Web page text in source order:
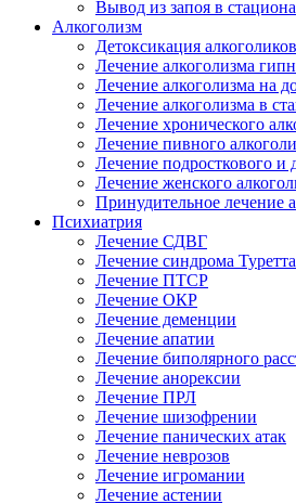
Вывод из запоя в
Алкоголизм
Детоксикация алкоголиков
Лечение алкоголизма
Лечение алкоголизма на
Лечение алкоголизма в
Лечение хронического
Лечение пивного
Лечение подросткового и
Лечение женского
Принудительное лечение
Психиатрия
Лечение СДВГ
Лечение синдрома Туретта
Лечение ПТСР
Лечение ОКР
Лечение деменции
Лечение апатии
Лечение биполярного
Лечение анорексии
Лечение ПРЛ
Лечение шизофрении
Лечение панических атак
Лечение неврозов
Лечение игромании
Лечение астении